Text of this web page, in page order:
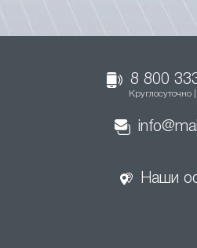
8 800
Круглосуточно
Наши